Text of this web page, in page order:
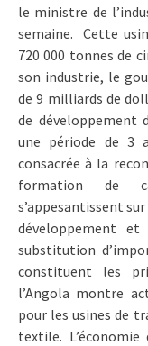
le ministre de
semaine. Cette
720 000 tonnes de
son industrie, le
de 9 milliards de
de développement
une période de 3
consacrée à la
formation de
s’appesantissent
développement
substitution
constituent les
l’Angola montre
pour les usines de
textile.